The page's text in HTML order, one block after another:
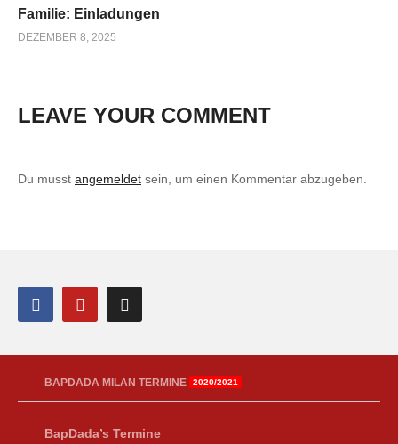
Familie: Einladungen
DEZEMBER 8, 2025
LEAVE YOUR COMMENT
Du musst angemeldet sein, um einen Kommentar abzugeben.
BAPDADA MILAN TERMINE 2020/2021
BapDada’s Termine